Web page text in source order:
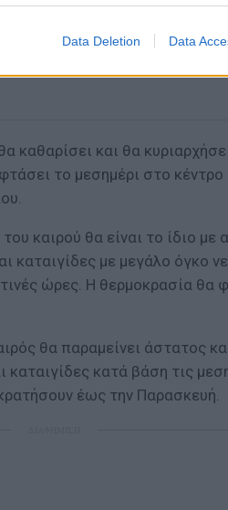
Data Deletion Data
καθαρίσει και θα
το μεσημέρι στο κέντρο
καιρού θα είναι το ίδιο με
καταιγίδες με μεγάλο όγκο
ώρες. Η θερμοκρασία θα
θα παραμείνει άστατος
καταιγίδες κατά βάση τις
έως την Παρασκευή.